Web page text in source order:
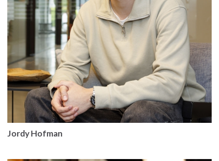
Jordy Hofman